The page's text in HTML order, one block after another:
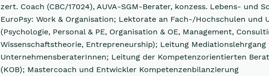
zert. Coach (CBC/17024), AUVA-SGM-Berater, konzess. Lebens- und
EuroPsy: Work & Organisation; Lektorate an Fach-/Hochschulen und
(Psychologie, Personal & PE, Organisation & OE, Management,
Wissenschaftstheorie, Entrepreneurship); Leitung Mediationslehrgang
UnternehmensberaterInnen; Leitung der Kompetenzorientierten
(KOB); Mastercoach und Entwickler Kompetenzenbilanzierung